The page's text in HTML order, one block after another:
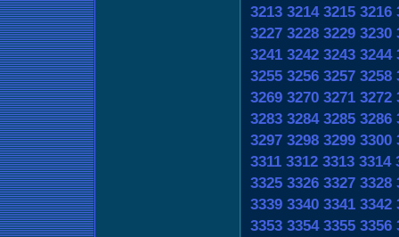
3213 3214 3215 3216
3227 3228 3229 3230
3241 3242 3243 3244
3255 3256 3257 3258
3269 3270 3271 3272
3283 3284 3285 3286
3297 3298 3299 3300
3311 3312 3313 3314
3325 3326 3327 3328
3339 3340 3341 3342
3353 3354 3355 3356